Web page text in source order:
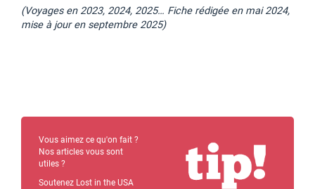
(Voyages en 2023, 2024, 2025… Fiche rédigée en mai 2024,
mise à jour en septembre 2025)
Vous aimez ce qu'on fait ?
Nos articles vous sont
utiles ?
Soutenez Lost in the USA